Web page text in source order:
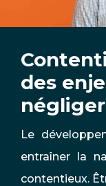
des
négliger
Le
entraîner la
contentieux.